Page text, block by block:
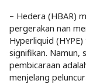
– Hedera (HBAR)
pergerakan nan
Hyperliquid
signifikan. Namun,
pembicaraan
menjelang